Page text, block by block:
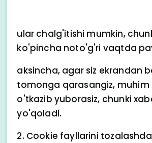
ular chalg'itishi mumkin,
ko'pincha noto'g'ri vaqtda
aksincha, agar siz ekrandan
tomonga qarasangiz, muhim
o'tkazib yuborasiz, chunki
yo'qoladi.
2. Cookie fayllarini